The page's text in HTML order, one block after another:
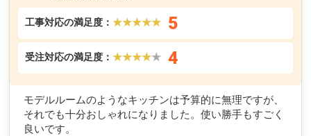
工事対応の満足度：★★★★★ 5
受注対応の満足度：★★★★★ 4
モデルルームのようなキッチンは予算的に無理ですが、
それでも十分おしゃれになりました。使い勝手もすごく
良いです。